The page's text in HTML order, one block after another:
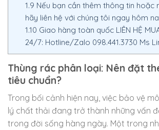
1.9 Nếu bạn cần thêm thông tin hoặc
hãy liên hệ với chúng tôi ngay hôm
1.10 Giao hàng toàn quốc LIÊN HỆ
24/7: Hotline/Zalo 098.441.3730 Ms
Thùng rác phân loại: Nên đặt
tiêu chuẩn?
Trong bối cảnh hiện nay, việc bảo vệ
lý chất thải đang trở thành những vấn
trong đời sống hàng ngày. Một trong